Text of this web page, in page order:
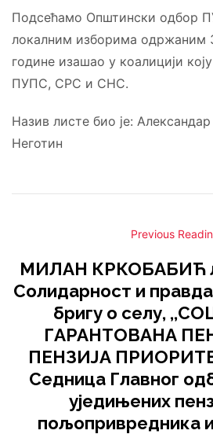
Подсећамо Општински одбор
локалним изборима одржаним
године изашао у коалицији
ПУПС, СРС и СНС.
Назив листе био је:
Неготин
Previous
МИЛАН КРКОБАБИЋ
Солидарност и
бригу о селу,
ГАРАНТОВАНА
ПЕНЗИЈА
Седница Главног
уједињених
пољопривредника